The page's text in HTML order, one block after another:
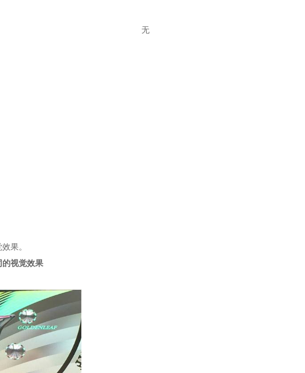
果。
的视觉效果
无